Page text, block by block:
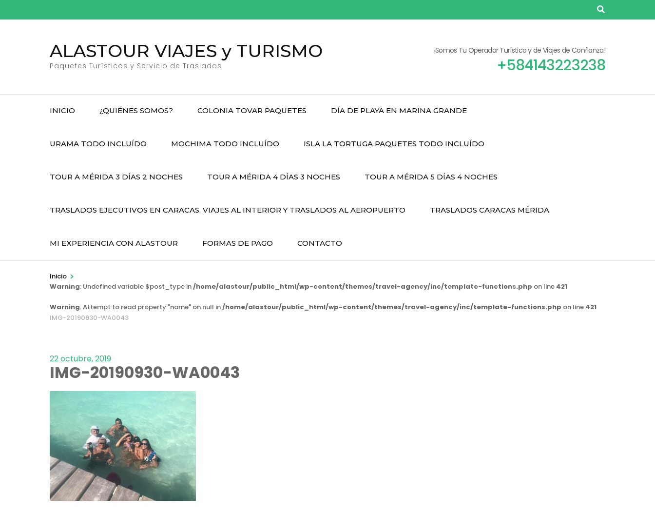
al
ALASTOUR VIAJES y TURISMO
Paquetes Turísticos y Servicio de Traslados
¡Somos Tu Operador Turístico y de Viajes de Confianza!
+584143223238
INICIO ¿QUIÉNES SOMOS? COLONIA TOVAR PAQUETES DÍA DE PLAYA EN MARINA GRANDE
URAMA TODO INCLUÍDO MOCHIMA TODO INCLUÍDO ISLA LA TORTUGA PAQUETES TODO INCLUÍDO
TOUR A MÉRIDA 3 DÍAS 2 NOCHES TOUR A MÉRIDA 4 DÍAS 3 NOCHES TOUR A MÉRIDA 5 DÍAS 4 NOCHES
TRASLADOS EJECUTIVOS EN CARACAS, VIAJES AL INTERIOR Y TRASLADOS AL AEROPUERTO TRASLADOS CARACAS MÉRIDA
MI EXPERIENCIA CON ALASTOUR FORMAS DE PAGO CONTACTO
Inicio >
Warning: Undefined variable $post_type in/home/alastour/public_html/wp-content/themes/travel-agency/inc/template-functions.php on line 421
Warning: Attempt to read property "name" on null in/home/alastour/public_html/wp-content/themes/travel-agency/inc/template-functions.php on line 421
IMG-20190930-WA0043
22 octubre, 2019
IMG-20190930-WA0043